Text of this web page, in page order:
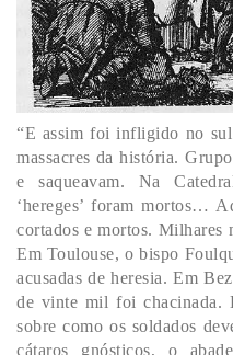
“E assim foi infligido no
massacres da história.
e saqueavam. Na
‘hereges’ foram mortos…
cortados e mortos. Milhares
Em Toulouse, o bispo
acusadas de heresia. Em
de vinte mil foi chacinada.
sobre como os soldados
cátaros gnósticos, o